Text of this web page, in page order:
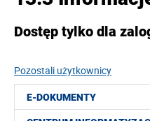
E-DOKUMENTY
Dostęp tylko dla
Pozostali użytkownicy